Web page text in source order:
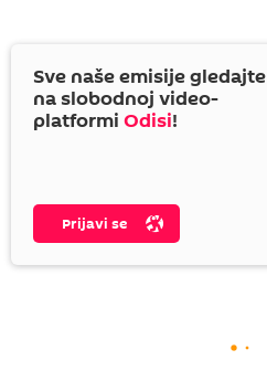
Sve naše emisije gledajte
na slobodnoj video-
platformi Odisi!
Prijavi se